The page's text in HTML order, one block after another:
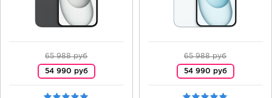
65 988 руб
54 990 руб
65 988 руб
54 990 руб